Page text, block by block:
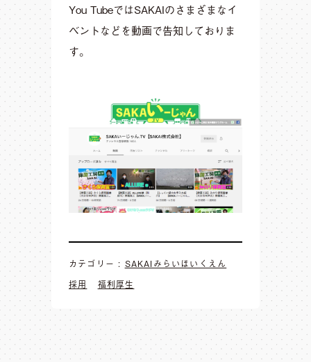
You TubeではSAKAIのさまざまなイ
ベントなどを動画で告知しておりま
す。
カテゴリー : SAKAIみらいほいくえん
採用
福利厚生